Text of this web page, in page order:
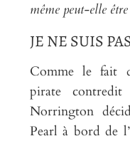
même peut-elle
JE NE SUIS
Comme le fait
pirate contredit
Norrington
Pearl à bord de